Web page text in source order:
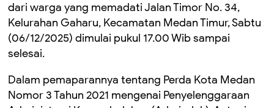
dari warga yang memadati Jalan Timor No. 34,
Kelurahan Gaharu, Kecamatan Medan Timur, Sabtu
(06/12/2025) dimulai pukul 17.00 Wib sampai
selesai.
Dalam pemaparannya tentang Perda Kota Medan
Nomor 3 Tahun 2021 mengenai Penyelenggaraan